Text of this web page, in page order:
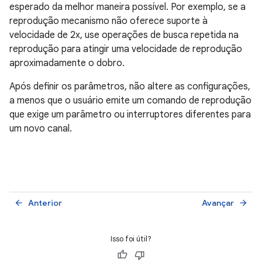
esperado da melhor maneira possível. Por exemplo, se a
reprodução mecanismo não oferece suporte à
velocidade de 2x, use operações de busca repetida na
reprodução para atingir uma velocidade de reprodução
aproximadamente o dobro.
Após definir os parâmetros, não altere as configurações,
a menos que o usuário emite um comando de reprodução
que exige um parâmetro ou interruptores diferentes para
um novo canal.
Anterior
arrow_back Avançar arrow_forward
Isso foi útil?